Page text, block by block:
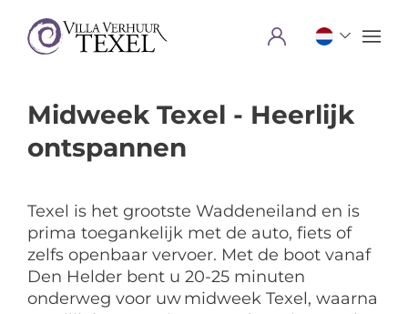
Menu
Midweek Texel - Heerlijk
ontspannen
Texel is het grootste Waddeneiland en is
prima toegankelijk met de auto, fiets of
zelfs openbaar vervoer. Met de boot vanaf
Den Helder bent u 20-25 minuten
onderweg voor uw midweek Texel, waarna